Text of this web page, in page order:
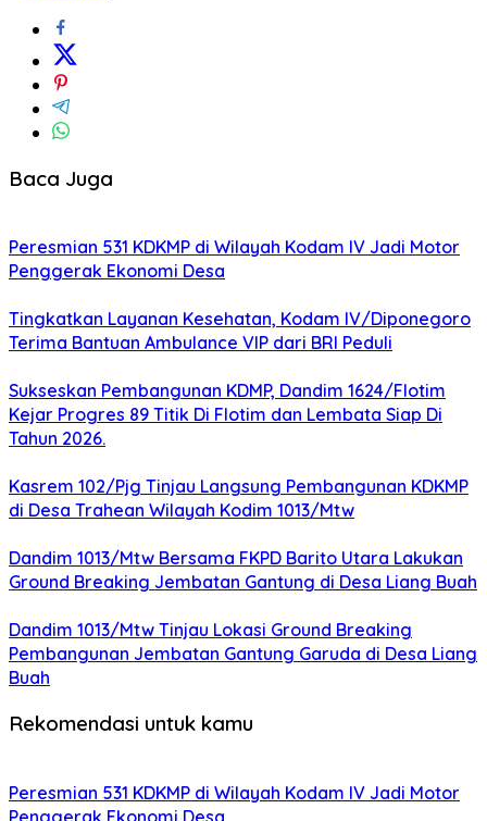
Baca Juga
Peresmian 531 KDKMP di Wilayah Kodam IV Jadi Motor
Penggerak Ekonomi Desa
Tingkatkan Layanan Kesehatan, Kodam IV/Diponegoro
Terima Bantuan Ambulance VIP dari BRI Peduli
Sukseskan Pembangunan KDMP, Dandim 1624/Flotim
Kejar Progres 89 Titik Di Flotim dan Lembata Siap Di
Tahun 2026.
Kasrem 102/Pjg Tinjau Langsung Pembangunan KDKMP
di Desa Trahean Wilayah Kodim 1013/Mtw
Dandim 1013/Mtw Bersama FKPD Barito Utara Lakukan
Ground Breaking Jembatan Gantung di Desa Liang Buah
Dandim 1013/Mtw Tinjau Lokasi Ground Breaking
Pembangunan Jembatan Gantung Garuda di Desa Liang
Buah
Rekomendasi untuk kamu
Peresmian 531 KDKMP di Wilayah Kodam IV Jadi Motor
Penggerak Ekonomi Desa